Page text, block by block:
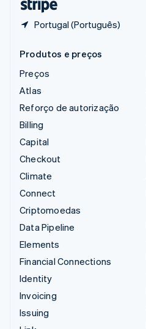
Portugal (Português)
Produtos e preços
Preços
Atlas
Reforço de autorização
Billing
Capital
Checkout
Climate
Connect
Criptomoedas
Data Pipeline
Elements
Financial Connections
Identity
Invoicing
Issuing